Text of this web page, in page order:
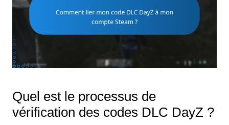
Quel est le processus de
vérification des codes DLC DayZ ?